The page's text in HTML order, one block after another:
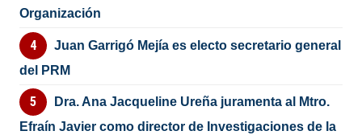
Organización
Juan Garrigó Mejía es electo secretario general
del PRM
Dra. Ana Jacqueline Ureña juramenta al Mtro.
Efraín Javier como director de Investigaciones de la